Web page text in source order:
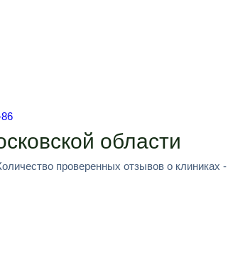
области
проверенных отзывов о